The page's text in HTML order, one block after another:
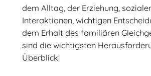
dem Alltag, der Erziehung,
Interaktionen, wichtigen
dem Erhalt des familiären
sind die wichtigsten
Überblick: